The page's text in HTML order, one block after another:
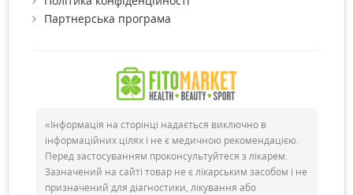
Партнерська програма
«Інформація на сторінці надається виключно в
інформаційних цілях і не є медичною рекомендацією.
Перед застосуванням проконсультуйтеся з лікарем.
Зазначений на сайті товар не є лікарським засобом і не
призначений для діагностики, лікування або